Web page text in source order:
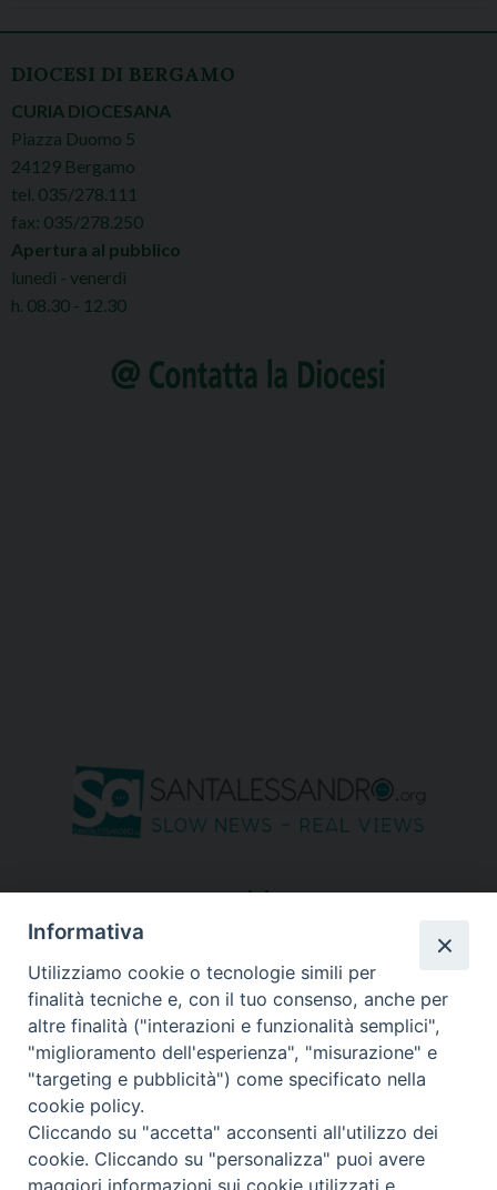
DIOCESI DI BERGAMO
CURIA DIOCESANA
Piazza Duomo 5
24129 Bergamo
tel. 035/278.111
fax: 035/278.250
Apertura al pubblico
lunedì - venerdì
h. 08.30 - 12.30
seguici su
Informativa
Utilizziamo cookie o tecnologie simili per
finalità tecniche e, con il tuo consenso, anche per
altre finalità ("interazioni e funzionalità semplici",
"miglioramento dell'esperienza", "misurazione" e
"targeting e pubblicità") come specificato nella
cookie policy.
Cliccando su "accetta" acconsenti all'utilizzo dei
cookie. Cliccando su "personalizza" puoi avere